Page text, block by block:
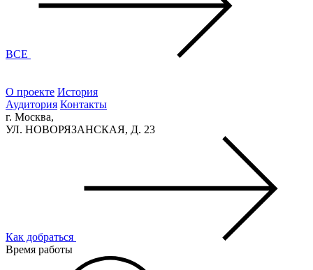
ВСЕ
О проекте История
Аудитория Контакты
г. Москва,
УЛ. НОВОРЯЗАНСКАЯ, Д. 23
Как добраться
Время работы